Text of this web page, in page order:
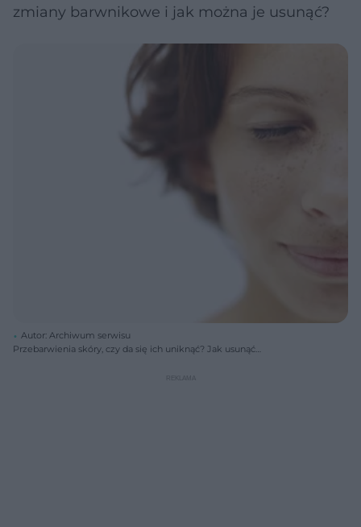
zmiany barwnikowe i jak można je usunąć?
Autor: Archiwum serwisu
Przebarwienia skóry, czy da się ich uniknąć? Jak usunąć